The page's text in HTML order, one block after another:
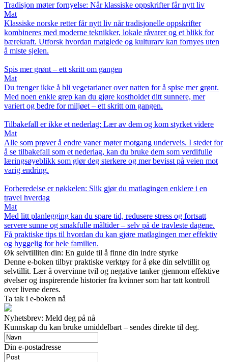
Tradisjon møter fornyelse: Når klassiske oppskrifter får nytt liv
Mat
Klassiske norske retter får nytt liv når tradisjonelle oppskrifter
kombineres med moderne teknikker, lokale råvarer og et blikk for
bærekraft. Utforsk hvordan matglede og kulturarv kan fornyes uten
å miste sjelen.
Spis mer grønt – ett skritt om gangen
Mat
Du trenger ikke å bli vegetarianer over natten for å spise mer grønt.
Med noen enkle grep kan du gjøre kostholdet ditt sunnere, mer
variert og bedre for miljøet – ett skritt om gangen.
Tilbakefall er ikke et nederlag: Lær av dem og kom styrket videre
Mat
Alle som prøver å endre vaner møter motgang underveis. I stedet for
å se tilbakefall som et nederlag, kan du bruke dem som verdifulle
læringsøyeblikk som gjør deg sterkere og mer bevisst på veien mot
varig endring.
Forberedelse er nøkkelen: Slik gjør du matlagingen enklere i en
travel hverdag
Mat
Med litt planlegging kan du spare tid, redusere stress og fortsatt
servere sunne og smakfulle måltider – selv på de travleste dagene.
Få praktiske tips til hvordan du kan gjøre matlagingen mer effektiv
og hyggelig for hele familien.
Øk selvtilliten din: En guide til å finne din indre styrke
Denne e-boken tilbyr praktiske verktøy for å øke din selvtillit og
selvtillit. Lær å overvinne tvil og negative tanker gjennom effektive
øvelser og inspirerende historier fra kvinner som har tatt kontroll
over livene deres.
Ta tak i e-boken nå
Nyhetsbrev: Meld deg på nå
Kunnskap du kan bruke umiddelbart – sendes direkte til deg.
Din e-postadresse